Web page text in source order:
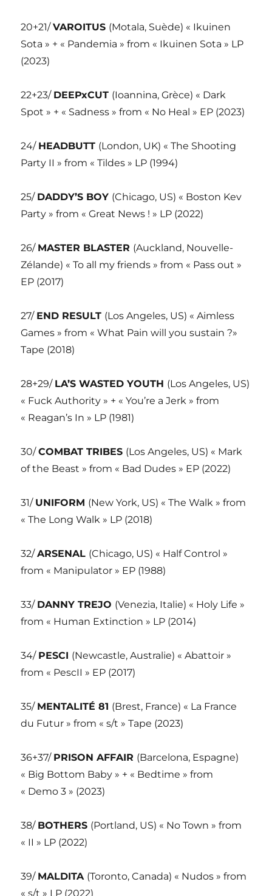
20+21/VAROITUS (Motala, Suède) « Ikuinen
Sota » + « Pandemia » from « Ikuinen Sota » LP
(2023)
22+23/ DEEPxCUT (Ioannina, Grèce) « Dark
Spot » + « Sadness » from « No Heal » EP (2023)
24/ HEADBUTT (London, UK) « The Shooting
Party II » from « Tildes » LP (1994)
25/ DADDY’S BOY (Chicago, US) « Boston Kev
Party » from « Great News ! » LP (2022)
26/ MASTER BLASTER (Auckland, Nouvelle-
Zélande) « To all my friends » from « Pass out »
EP (2017)
27/ END RESULT (Los Angeles, US) « Aimless
Games » from « What Pain will you sustain ?»
Tape (2018)
28+29/ LA’S WASTED YOUTH (Los Angeles, US)
« Fuck Authority » + « You’re a Jerk » from
« Reagan’s In » LP (1981)
30/COMBAT TRIBES (Los Angeles, US) « Mark
of the Beast » from « Bad Dudes » EP (2022)
31/ UNIFORM (New York, US) « The Walk » from
« The Long Walk » LP (2018)
32/ARSENAL (Chicago, US) « Half Control »
from « Manipulator » EP (1988)
33/ DANNY TREJO (Venezia, Italie) « Holy Life »
from « Human Extinction » LP (2014)
34/ PESCI (Newcastle, Australie) « Abattoir »
from « PescII » EP (2017)
35/ MENTALITÉ 81 (Brest, France) « La France
du Futur » from « s/t » Tape (2023)
36+37/ PRISON AFFAIR (Barcelona, Espagne)
« Big Bottom Baby » + « Bedtime » from
« Demo 3 » (2023)
38/ BOTHERS (Portland, US) « No Town » from
« II » LP (2022)
39/ MALDITA (Toronto, Canada) « Nudos » from
« s/t » LP (2022)